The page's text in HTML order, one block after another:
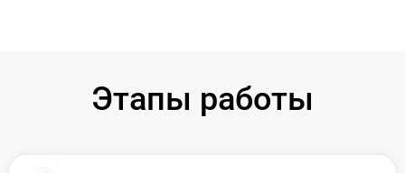
Этапы работы